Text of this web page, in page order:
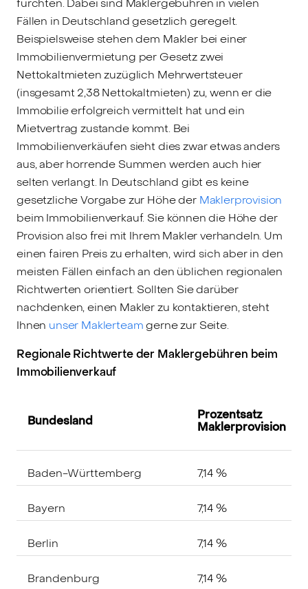
Fällen in Deutschland gesetzlich geregelt.
Beispielsweise stehen dem Makler bei einer
Immobilienvermietung per Gesetz zwei
Nettokaltmieten zuzüglich Mehrwertsteuer
(insgesamt 2,38 Nettokaltmieten) zu, wenn er die
Immobilie erfolgreich vermittelt hat und ein
Mietvertrag zustande kommt. Bei
Immobilienverkäufen sieht dies zwar etwas anders
aus, aber horrende Summen werden auch hier
selten verlangt. In Deutschland gibt es keine
gesetzliche Vorgabe zur Höhe der Maklerprovision
beim Immobilienverkauf. Sie können die Höhe der
Provision also frei mit Ihrem Makler verhandeln. Um
einen fairen Preis zu erhalten, wird sich aber in den
meisten Fällen einfach an den üblichen regionalen
Richtwerten orientiert. Sollten Sie darüber
nachdenken, einen Makler zu kontaktieren, steht
Ihnen unser Maklerteamgerne zur Seite.
Regionale Richtwerte der Maklergebühren beim
Immobilienverkauf
Bundesland
Prozentsatz
Maklerprovision
Baden-Württemberg 7,14 %
Bayern 7,14 %
Berlin 7,14 %
Brandenburg 7,14 %